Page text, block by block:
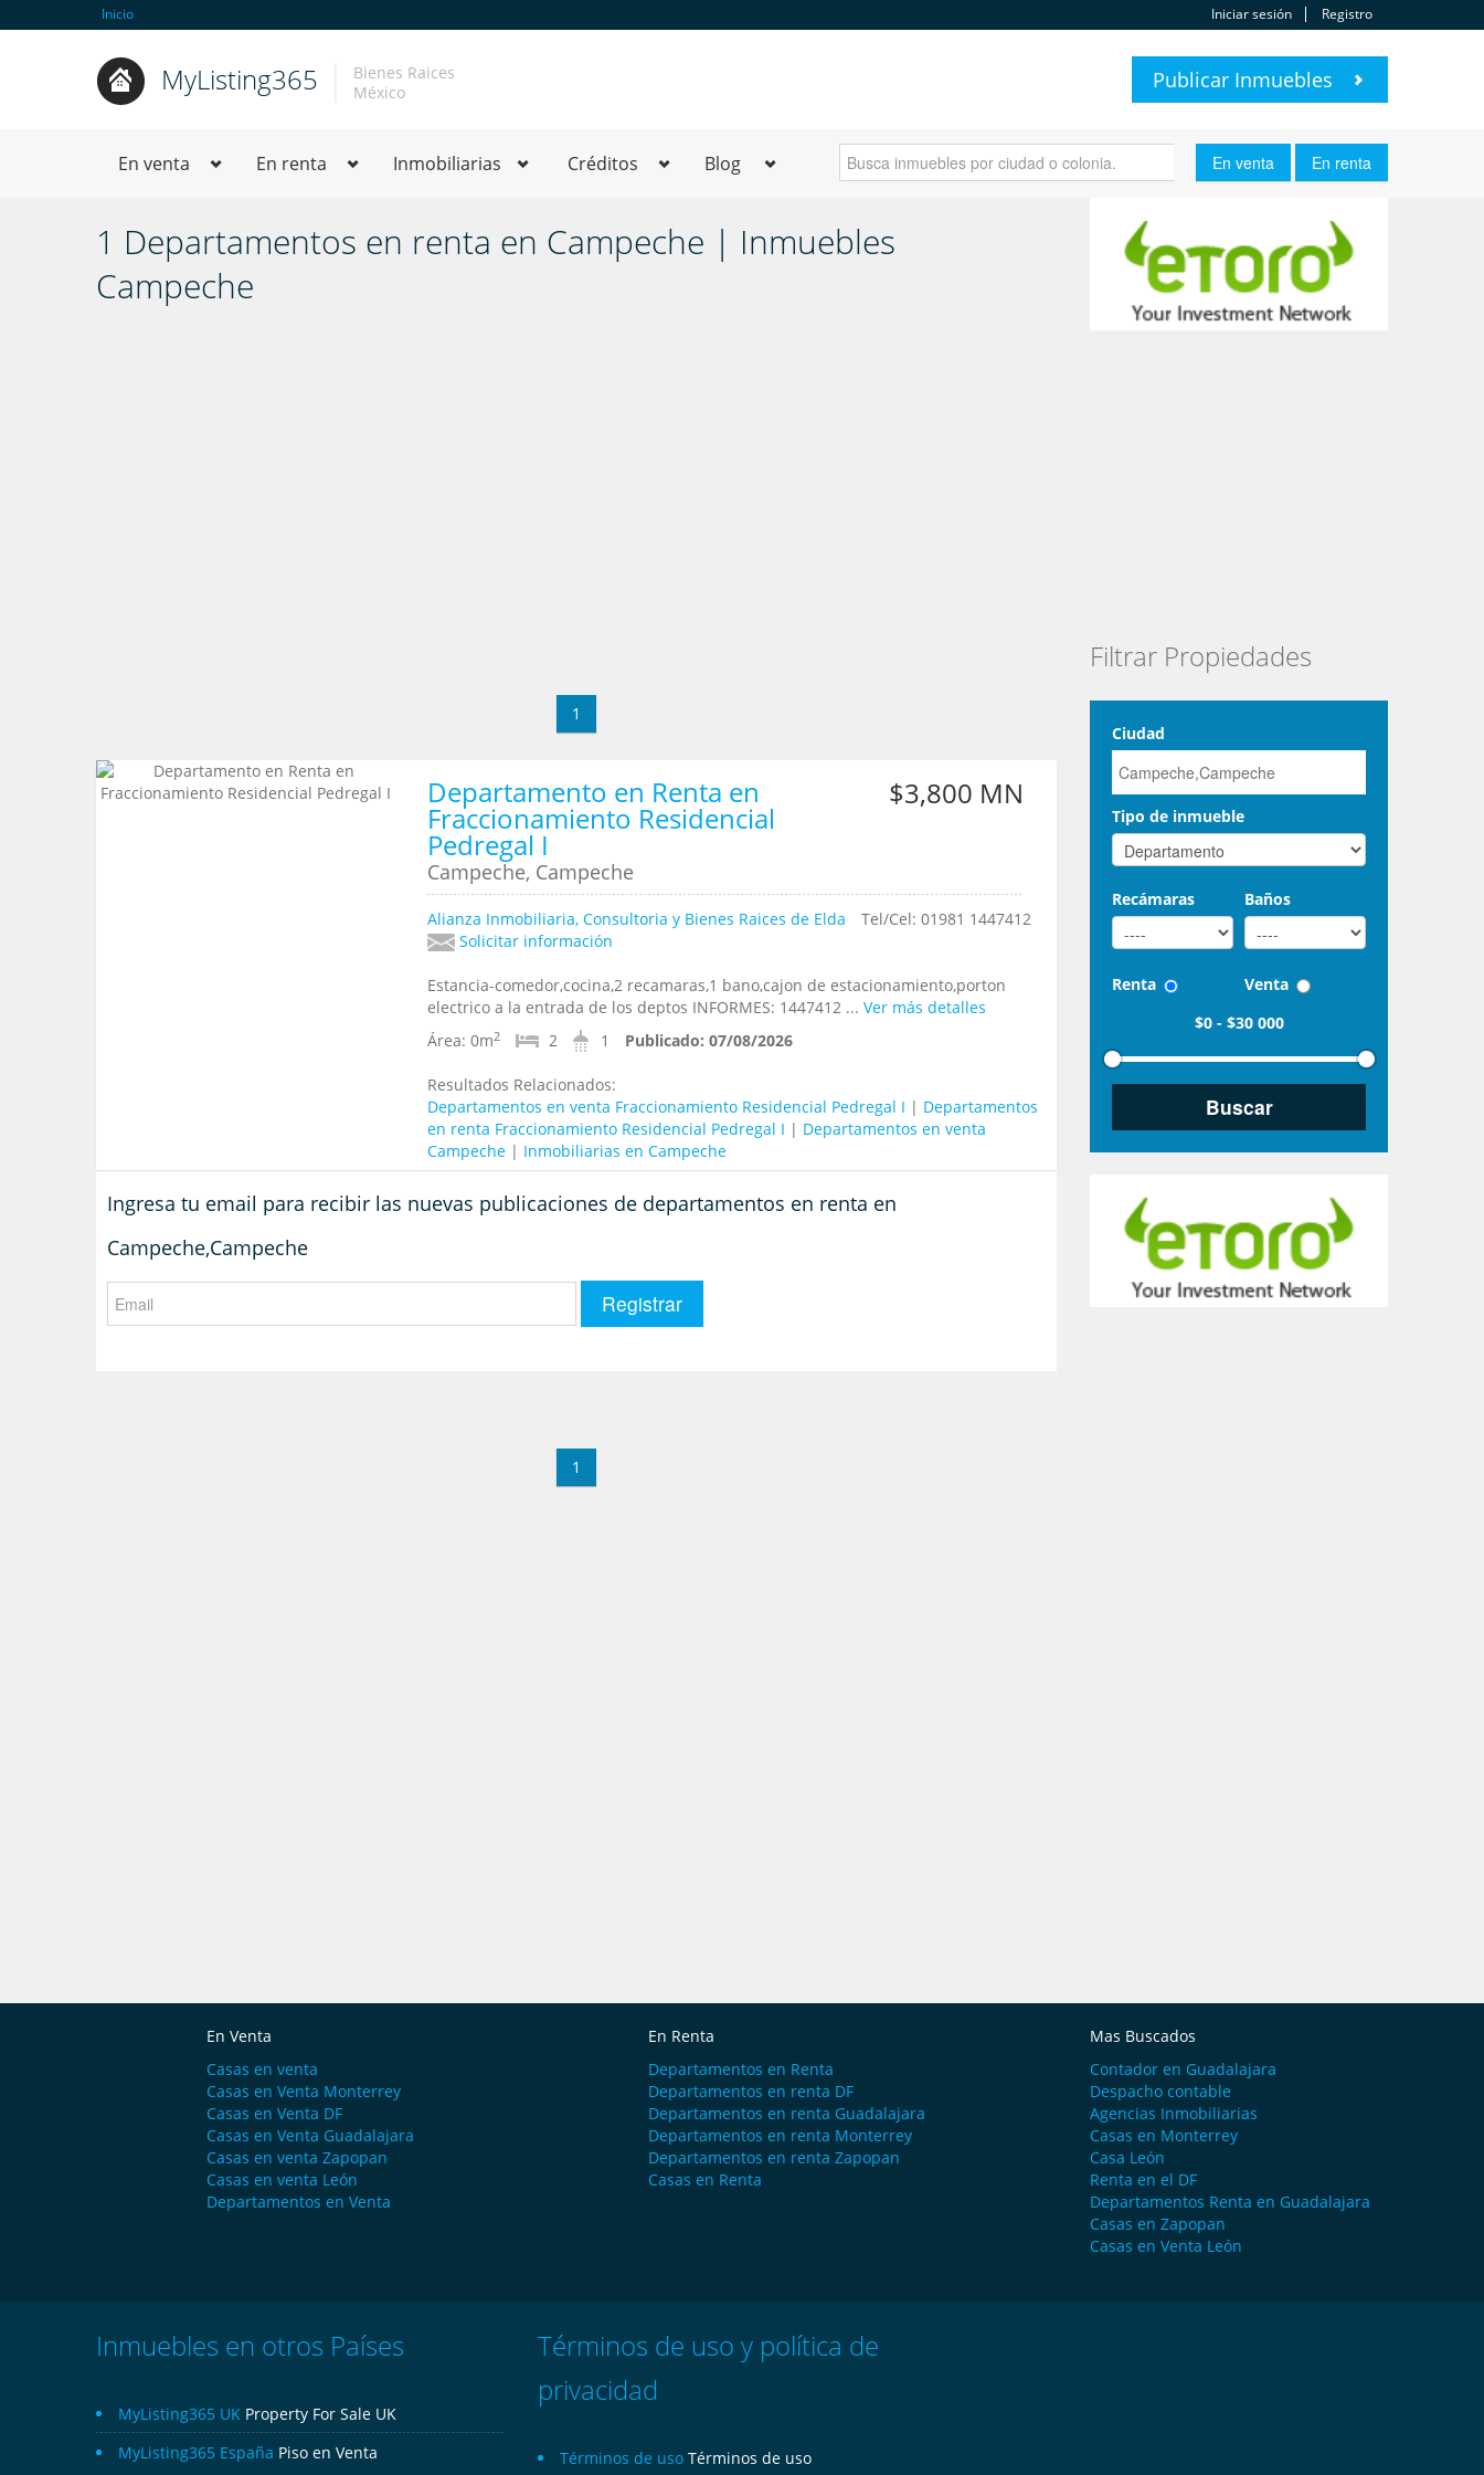
Inicio Iniciar sesión Registro
MyListing365
Bienes Raices
México
Publicar Inmuebles
En venta En renta Inmobiliarias Créditos Blog
1 Departamentos en renta en Campeche | Inmuebles
Campeche
1
Departamento en Renta en
Fraccionamiento Residencial
Pedregal I
$3,800 MN
Campeche, Campeche
Alianza Inmobiliaria, Consultoria y Bienes Raices de Elda
Tel/Cel: 01981 1447412
Solicitar información
Estancia-comedor,cocina,2 recamaras,1 bano,cajon de estacionamiento,porton
electrico a la entrada de los deptos INFORMES: 1447412 ... Ver más detalles
Área: 0m2 2 1 Publicado: 07/08/2026
Resultados Relacionados:
Departamentos en venta Fraccionamiento Residencial Pedregal I | Departamentos
en renta Fraccionamiento Residencial Pedregal I | Departamentos en venta
Campeche | Inmobiliarias en Campeche
Ingresa tu email para recibir las nuevas publicaciones de departamentos en renta en
Campeche,Campeche
1
Filtrar Propiedades
Ciudad
Tipo de inmueble
Recámaras Baños
Renta
Venta
$0- $30 000
En Venta
Casas en venta
Casas en Venta Monterrey
Casas en Venta DF
Casas en Venta Guadalajara
Casas en venta Zapopan
Casas en venta León
Departamentos en Venta
En Renta
Departamentos en Renta
Departamentos en renta DF
Departamentos en renta Guadalajara
Departamentos en renta Monterrey
Departamentos en renta Zapopan
Casas en Renta
Mas Buscados
Contador en Guadalajara
Despacho contable
Agencias Inmobiliarias
Casas en Monterrey
Casa León
Renta en el DF
Departamentos Renta en Guadalajara
Casas en Zapopan
Casas en Venta León
Inmuebles en otros Países
MyListing365 UK Property For Sale UK
MyListing365 España Piso en Venta
Términos de uso y política de
privacidad
Términos de uso Términos de uso